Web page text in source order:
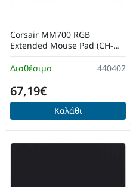
Διαθέσιμο 440402
Corsair MM700 RGB
Extended Mouse Pad (CH-
9417070-WW)
67,19€
Καλάθι